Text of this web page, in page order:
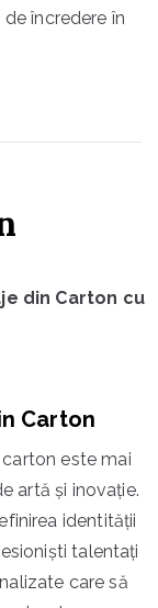
încredere în
din Carton cu
Carton
este mai
artă și inovație.
identității
talentați
care să